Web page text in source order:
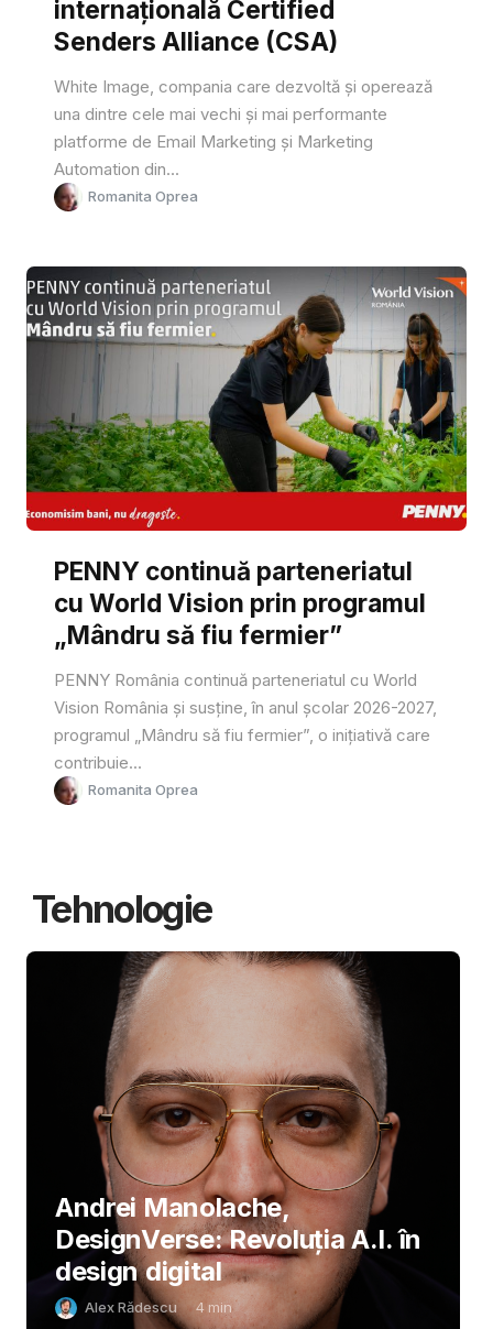
internațională Certified
Senders Alliance (CSA)
White Image, compania care dezvoltă și operează
una dintre cele mai vechi și mai performante
platforme de Email Marketing și Marketing
Automation din...
Romanita Oprea
PENNY continuă parteneriatul
cu World Vision prin programul
„Mândru să fiu fermier”
PENNY România continuă parteneriatul cu World
Vision România și susține, în anul școlar 2026-2027,
programul „Mândru să fiu fermier”, o inițiativă care
contribuie...
Romanita Oprea
Tehnologie
Andrei Manolache,
DesignVerse: Revoluția A.I. în
design digital
Alex Rădescu 4 min